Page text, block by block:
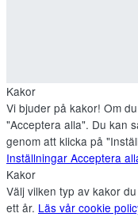
Kakor
Vi bjuder på kakor! Om
"Acceptera alla". Du kan
genom att klicka på
Inställningar Acceptera
Kakor
Välj vilken typ av kakor
ett år. Läs vår cookie